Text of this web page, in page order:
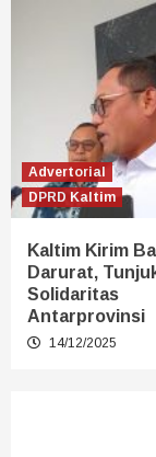
Advertorial
DPRD Kaltim
Kaltim Kirim
Darurat,
Solidaritas
Antarprovinsi
14/12/2025